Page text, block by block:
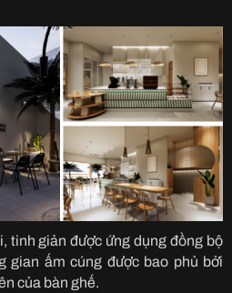
tinh giản được ứng dụng đồng bộ
gian ấm cúng được bao phủ bởi
của bàn ghế.